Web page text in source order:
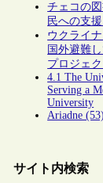
チェコの
民への支
ウクライ
国外避難
プロジェ
4.1 The
Serving a
University
Ariadne (53)
サイト内検索